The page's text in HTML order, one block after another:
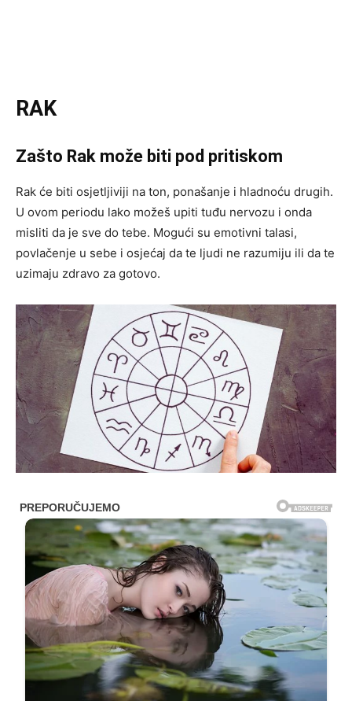
RAK
Zašto Rak može biti pod pritiskom
Rak će biti osjetljiviji na ton, ponašanje i hladnoću drugih.
U ovom periodu lako možeš upiti tuđu nervozu i onda
misliti da je sve do tebe. Mogući su emotivni talasi,
povlačenje u sebe i osjećaj da te ljudi ne razumiju ili da te
uzimaju zdravo za gotovo.